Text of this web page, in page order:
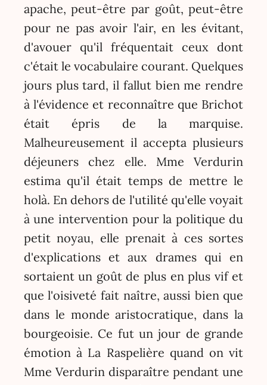
apache, peut-être par goût, peut-être
pour ne pas avoir l'air, en les évitant,
d'avouer qu'il fréquentait ceux dont
c'était le vocabulaire courant. Quelques
jours plus tard, il fallut bien me rendre
à l'évidence et reconnaître que Brichot
était épris de la marquise.
Malheureusement il accepta plusieurs
déjeuners chez elle. Mme Verdurin
estima qu'il était temps de mettre le
holà. En dehors de l'utilité qu'elle voyait
à une intervention pour la politique du
petit noyau, elle prenait à ces sortes
d'explications et aux drames qui en
sortaient un goût de plus en plus vif et
que l'oisiveté fait naître, aussi bien que
dans le monde aristocratique, dans la
bourgeoisie. Ce fut un jour de grande
émotion à La Raspelière quand on vit
Mme Verdurin disparaître pendant une